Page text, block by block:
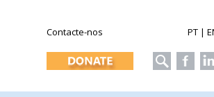
Contacte-nos PT |